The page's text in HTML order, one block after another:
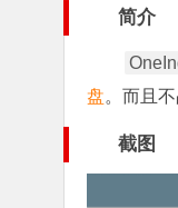
简介
盘。而且
截图